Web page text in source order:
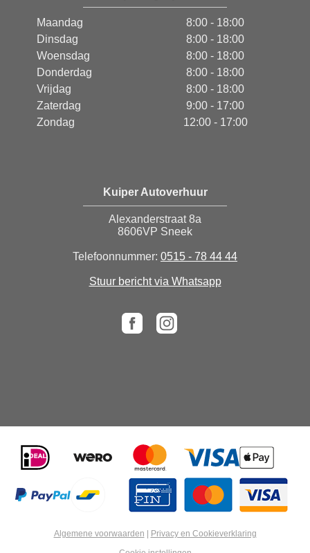
Maandag
8:00 - 18:00
Dinsdag
8:00 - 18:00
Woensdag
8:00 - 18:00
Donderdag
8:00 - 18:00
Vrijdag
8:00 - 18:00
Zaterdag
9:00 - 17:00
Zondag
12:00 - 17:00
Kuiper Autoverhuur
Alexanderstraat 8a
8606VP Sneek
Telefoonnummer: 0515 - 78 44 44
Stuur bericht via Whatsapp
Algemene voorwaarden
Privacy en Cookieverklaring